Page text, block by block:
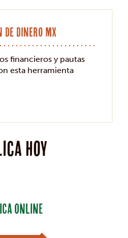
de dinero MX
financieros y pautas
esta herramienta
hoy
ONLINE